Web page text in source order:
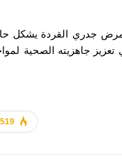
مرض جدري القردة يشكل
جاهزيته الصحية
519